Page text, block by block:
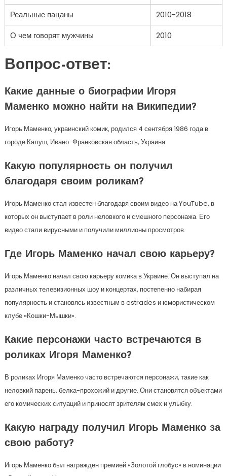
Реальные пацаны
2010-2018
О чем говорят мужчины
2010
Вопрос-ответ:
Какие данные о биографии Игоря
Маменко можно найти на Википедии?
Игорь Маменко, украинский комик, родился 4 сентября 1986 года в
городе Калуш, Ивано-Франковская область, Украина.
Какую популярность он получил
благодаря своим роликам?
Игорь Маменко стал известен благодаря своим видео на YouTube, в
которых он выступает в роли неловкого и смешного персонажа. Его
видео стали вирусными и получили миллионы просмотров.
Где Игорь Маменко начал свою карьеру?
Игорь Маменко начал свою карьеру комика в Украине. Он выступал на
различных телевизионных шоу и концертах, постепенно набирая
популярность и становясь известным в estrades и юмористическом
клубе «Кошки-Мышки».
Какие персонажи часто встречаются в
роликах Игоря Маменко?
В роликах Игоря Маменко часто встречаются персонажи, такие как
неловкий парень, белка-прохожий и другие. Они становятся объектами
его комических ситуаций и приносят зрителям смех и улыбку.
Какую награду получил Игорь Маменко за
свою работу?
Игорь Маменко был награжден премией «Золотой глобус» в номинации